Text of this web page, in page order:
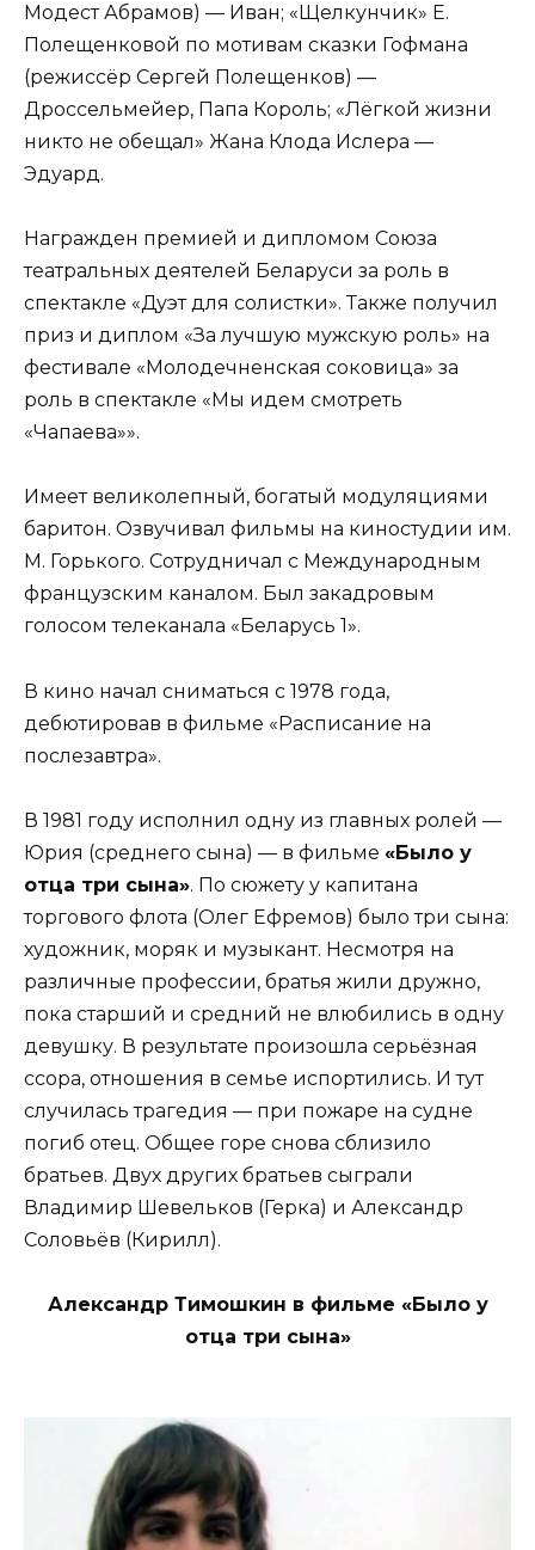
Модест Абрамов) — Иван; «Щелкунчик» Е.
Полещенковой по мотивам сказки Гофмана
(режиссёр Сергей Полещенков) —
Дроссельмейер, Папа Король; «Лёгкой жизни
никто не обещал» Жана Клода Ислера —
Эдуард.
Награжден премией и дипломом Союза
театральных деятелей Беларуси за роль в
спектакле «Дуэт для солистки». Также получил
приз и диплом «За лучшую мужскую роль» на
фестивале «Молодечненская соковица» за
роль в спектакле «Мы идем смотреть
«Чапаева»».
Имеет великолепный, богатый модуляциями
баритон. Озвучивал фильмы на киностудии им.
М. Горького. Сотрудничал с Международным
французским каналом. Был закадровым
голосом телеканала «Беларусь 1».
В кино начал сниматься с 1978 года,
дебютировав в фильме «Расписание на
послезавтра».
В 1981 году исполнил одну из главных ролей —
Юрия (среднего сына) — в фильме «Было у
отца три сына». По сюжету у капитана
торгового флота (Олег Ефремов) было три сына:
художник, моряк и музыкант. Несмотря на
различные профессии, братья жили дружно,
пока старший и средний не влюбились в одну
девушку. В результате произошла серьёзная
ссора, отношения в семье испортились. И тут
случилась трагедия — при пожаре на судне
погиб отец. Общее горе снова сблизило
братьев. Двух других братьев сыграли
Владимир Шевельков (Герка) и Александр
Соловьёв (Кирилл).
Александр Тимошкин в фильме «Было у
отца три сына»